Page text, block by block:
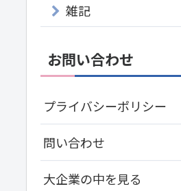
雑記
お問い合わせ
プライバシーポリシー
問い合わせ
大企業の中を見る